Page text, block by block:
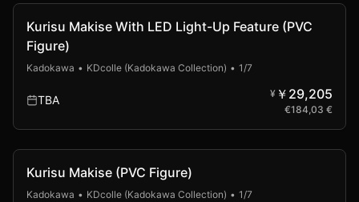
Kurisu Makise With LED Light-Up Feature (PVC
Figure)
Kadokawa • KDcolle (Kadokawa Collection) • 1/7
TBA ¥ ￥29,205
€184,03 €
Kurisu Makise (PVC Figure)
Kadokawa • KDcolle (Kadokawa Collection) • 1/7